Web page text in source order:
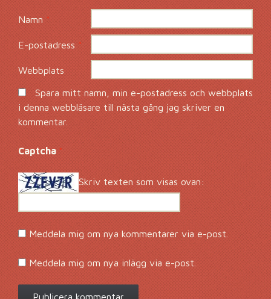
Namn *
E-postadress *
Webbplats
Spara mitt namn, min e-postadress och webbplats
i denna webbläsare till nästa gång jag skriver en
kommentar.
Captcha*
Skriv texten som visas ovan:
Meddela mig om nya kommentarer via e-post.
Meddela mig om nya inlägg via e-post.